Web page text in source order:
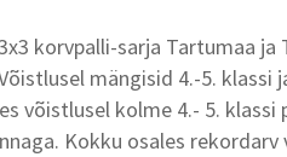
korvpalli-sarja Tartumaa ja
mängisid 4.-5. klassi
võistlusel kolme 4.- 5. klassi
Kokku osales